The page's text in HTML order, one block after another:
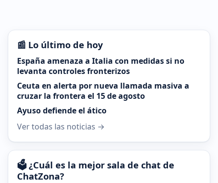
📰 Lo último de hoy
España amenaza a Italia con medidas si no
levanta controles fronterizos
Ceuta en alerta por nueva llamada masiva a
cruzar la frontera el 15 de agosto
Ayuso defiende el ático
Ver todas las noticias →
🗳️ ¿Cuál es la mejor sala de chat de
ChatZona?